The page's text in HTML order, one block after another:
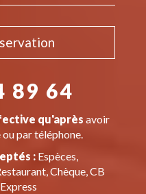
89 64
qu'après avoir
par téléphone.
:Espèces,
Chèque, CB